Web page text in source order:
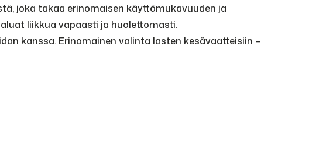
joka takaa erinomaisen käyttömukavuuden ja
liikkua vapaasti ja huolettomasti.
kanssa. Erinomainen valinta lasten kesävaatteisiin –